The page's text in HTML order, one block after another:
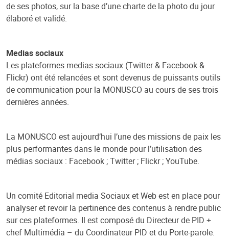
de ses photos, sur la base d’une charte de la photo du jour
élaboré et validé.
Medias sociaux
Les plateformes medias sociaux (Twitter & Facebook &
Flickr) ont été relancées et sont devenus de puissants outils
de communication pour la MONUSCO au cours de ses trois
dernières années.
La MONUSCO est aujourd’hui l’une des missions de paix les
plus performantes dans le monde pour l’utilisation des
médias sociaux : Facebook ; Twitter ; Flickr ; YouTube.
Un comité Editorial media Sociaux et Web est en place pour
analyser et revoir la pertinence des contenus à rendre public
sur ces plateformes. Il est composé du Directeur de PID +
chef Multimédia – du Coordinateur PID et du Porte-parole.